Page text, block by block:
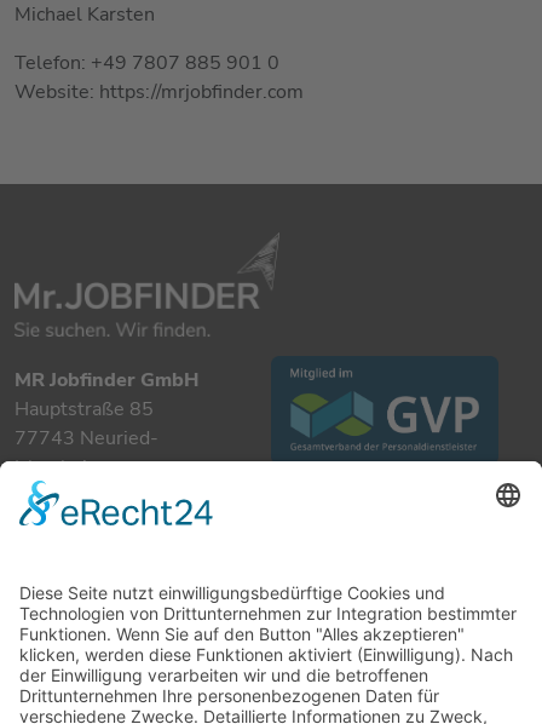
Michael Karsten
Telefon: +49 7807 885 901 0
Website: https://mrjobfinder.com
MR Jobfinder GmbH
Hauptstraße 85
77743 Neuried-
Ichenheim
+49 7807 885 901 0
info@mrjobfinder.com
Für Arbeitgeber
Für Arbeitnehmer
Stellenanzeigen
Kandidaten